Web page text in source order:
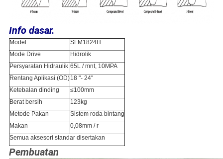
Info dasar.
Model
SFM1824H
Mode Drive
Hidrolik
Persyaratan Hidraulik 65L / mnt, 10MPA
Rentang Aplikasi (OD)18 "- 24"
Ketebalan dinding
≤100mm
Berat bersih
123kg
Metode Pakan
Sistem roda bintang
Makan
0,08mm / r
Semua aksesori standar disertakan
Pembuatan